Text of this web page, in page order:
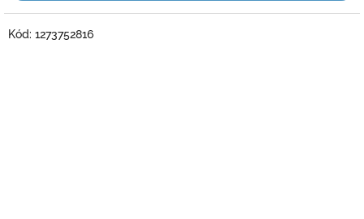
Kód: 1273752816